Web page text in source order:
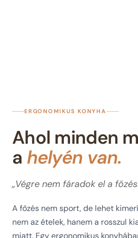
ERGONOMIKUS KONYHA
Ahol minden
a helyén van.
„Végre nem fáradok el a
A főzés nem sport, de lehet
nem az ételek, hanem a rosszul
miatt. Egy ergonomikus